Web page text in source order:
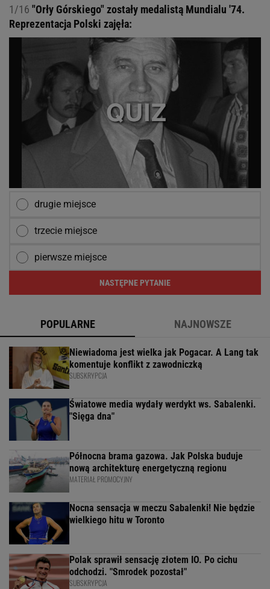
1/16 "Orły Górskiego" zostały medalistą Mundialu '74.
Reprezentacja Polski zajęła:
drugie miejsce
trzecie miejsce
pierwsze miejsce
NASTĘPNE PYTANIE
POPULARNE NAJNOWSZE
Niewiadoma jest wielka jak Pogacar. A Lang tak
komentuje konflikt z zawodniczką
SUBSKRYPCJA
Światowe media wydały werdykt ws. Sabalenki.
"Sięga dna"
Północna brama gazowa. Jak Polska buduje
nową architekturę energetyczną regionu
MATERIAŁ PROMOCYJNY
Nocna sensacja w meczu Sabalenki! Nie będzie
wielkiego hitu w Toronto
Polak sprawił sensację złotem IO. Po cichu
odchodzi. "Smrodek pozostał"
SUBSKRYPCJA